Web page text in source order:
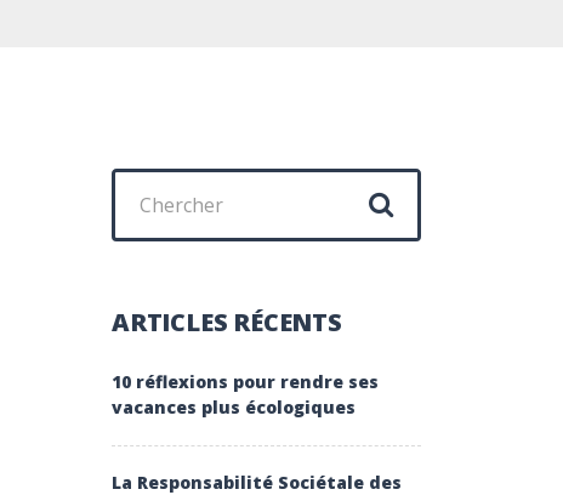
Chercher
ARTICLES RÉCENTS
10 réflexions pour rendre ses
vacances plus écologiques
La Responsabilité Sociétale des